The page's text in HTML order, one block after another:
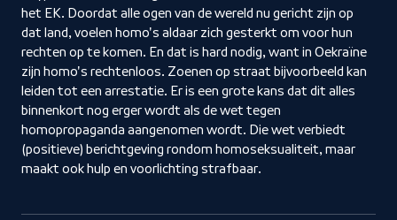
het EK. Doordat alle ogen van de wereld nu gericht zijn op
dat land, voelen homo's aldaar zich gesterkt om voor hun
rechten op te komen. En dat is hard nodig, want in Oekraïne
zijn homo's rechtenloos. Zoenen op straat bijvoorbeeld kan
leiden tot een arrestatie. Er is een grote kans dat dit alles
binnenkort nog erger wordt als de wet tegen
homopropaganda aangenomen wordt. Die wet verbiedt
(positieve) berichtgeving rondom homoseksualiteit, maar
maakt ook hulp en voorlichting strafbaar.